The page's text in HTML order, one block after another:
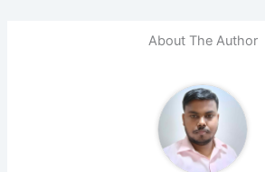
About The Author